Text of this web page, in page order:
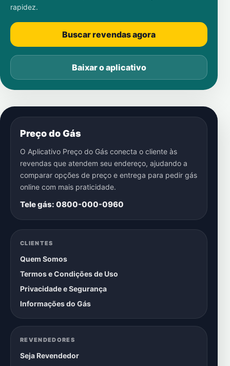
rapidez.
Buscar revendas agora
Baixar o aplicativo
Preço do Gás
O Aplicativo Preço do Gás conecta o cliente às
revendas que atendem seu endereço, ajudando a
comparar opções de preço e entrega para pedir gás
online com mais praticidade.
Tele gás: 0800-000-0960
CLIENTES
Quem Somos
Termos e Condições de Uso
Privacidade e Segurança
Informações do Gás
REVENDEDORES
Seja Revendedor